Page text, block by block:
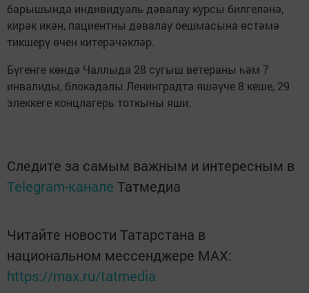
барышында индивидуаль дәвалау курсы билгеләнә,
кирәк икән, пациентны дәвалау оешмасына өстәмә
тикшерү өчен китерәчәкләр.
Бүгенге көндә Чаллыда 28 сугыш ветераны һәм 7
инвалиды, блокадалы Ленинградта яшәүче 8 кеше, 29
элеккеге концлагерь тоткыны яши.
Следите за самым важным и интересным в
Telegram-канале Татмедиа
Читайте новости Татарстана в
национальном мессенджере MАХ:
https://max.ru/tatmedia